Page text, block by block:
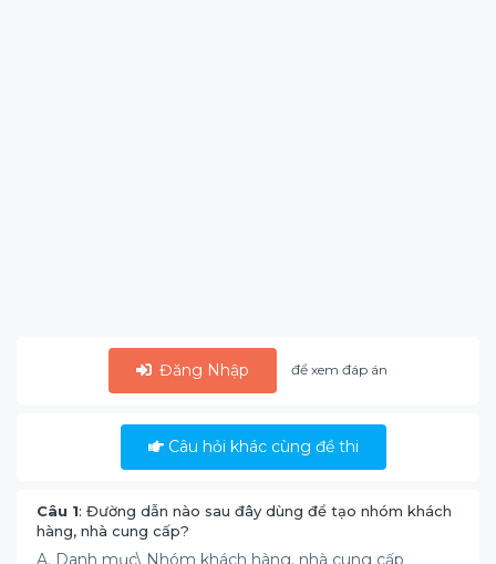
Đăng Nhập để xem đáp án
Câu hỏi khác cùng đề thi
Câu 1: Đường dẫn nào sau đây dùng để tạo nhóm khách
hàng, nhà cung cấp?
A. Danh mục\ Nhóm khách hàng, nhà cung cấp